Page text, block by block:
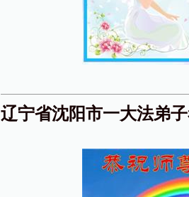
辽宁省沈阳市一大法弟